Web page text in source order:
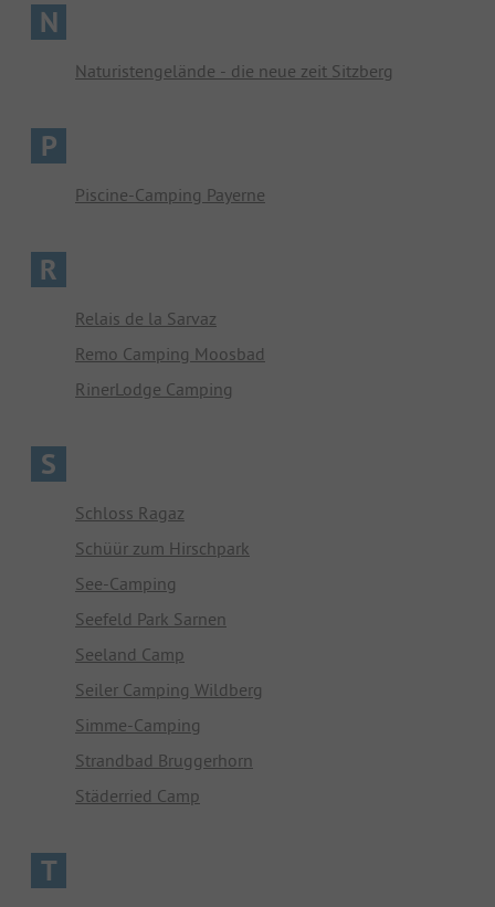
N
Naturistengelände - die neue zeit Sitzberg
P
Piscine-Camping Payerne
R
Relais de la Sarvaz
Remo Camping Moosbad
RinerLodge Camping
S
Schloss Ragaz
Schüür zum Hirschpark
See-Camping
Seefeld Park Sarnen
Seeland Camp
Seiler Camping Wildberg
Simme-Camping
Strandbad Bruggerhorn
Städerried Camp
T